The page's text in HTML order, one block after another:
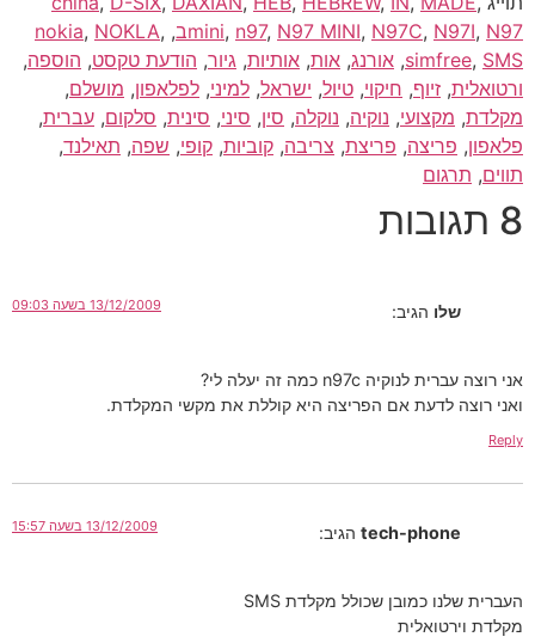
mini, n97, N97 MINI, N97C, N97I, N97ב ,
nokia, NOKLA,
simfree, SMS
, אורנג, אות, אותיות, גיור, הודעת טקסט, הוספה,
ורטואלית, זיוף, חיקוי, טיול, ישראל, למיני, לפלאפון, מושלם,
מקלדת, מקצועי, נוקיה, נוקלה, סין, סיני, סינית, סלקום, עברית,
פלאפון, פריצה, פריצת, צריבה, קוביות, קופי, שפה, תאילנד,
תווים, תרגום
8 תגובות
שלו הגיב: 13/12/2009 בשעה 09:03
אני רוצה עברית לנוקיה n97c כמה זה יעלה לי?
ואני רוצה לדעת אם הפריצה היא קוללת את מקשי המקלדת.
Reply
tech-phone הגיב: 13/12/2009 בשעה 15:57
העברית שלנו כמובן שכולל מקלדת SMS
מקלדת וירטואלית